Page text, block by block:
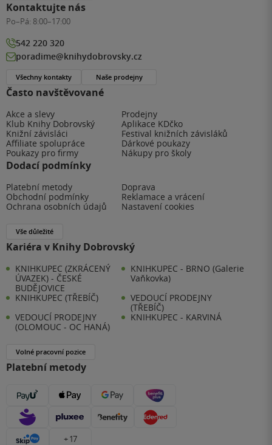
Často navštěvované
Akce a slevy
Prodejny
Klub Knihy Dobrovský
Aplikace KDčko
Knižní závisláci
Festival knižních závisláků
Affiliate spolupráce
Dárkové poukazy
Poukazy pro firmy
Nákupy pro školy
Dodací podmínky
Platební metody
Doprava
Obchodní podmínky
Reklamace a vrácení
Ochrana osobních údajů
Nastavení cookies
Vše důležité
Kariéra v Knihy Dobrovský
KNIHKUPEC (ZKRÁCENÝ
ÚVAZEK) - ČESKÉ
BUDĚJOVICE
KNIHKUPEC - BRNO (Galerie
Vaňkovka)
KNIHKUPEC (TŘEBÍČ)
VEDOUCÍ PRODEJNY
(TŘEBÍČ)
VEDOUCÍ PRODEJNY
(OLOMOUC - OC HANÁ)
KNIHKUPEC - KARVINÁ
Volné pracovní pozice
Platební metody
+ 17
Kontaktujte nás
Po–Pá: 8:00–17:00
542 220 320
poradime@knihydobrovsky.cz
Všechny kontakty Naše prodejny